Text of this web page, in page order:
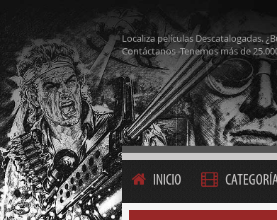
Localiza películas Descatalogadas.
Contáctanos -Tenemos más de
INICIO